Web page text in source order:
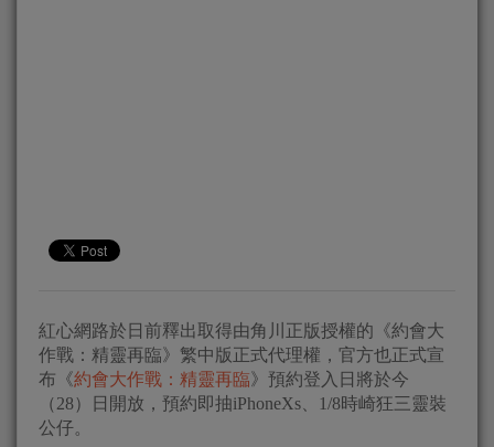
紅心網路於日前釋出取得由角川正版授權的《約會大
作戰：精靈再臨》繁中版正式代理權，官方也正式宣
布《約會大作戰：精靈再臨》預約登入日將於今
（28）日開放，預約即抽iPhoneXs、1/8時崎狂三靈裝
公仔。